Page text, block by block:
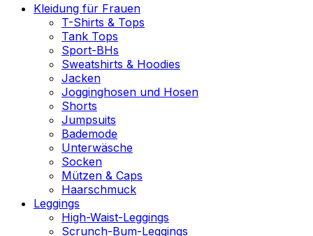
Kleidung für Frauen
T-Shirts & Tops
Tank Tops
Sport-BHs
Sweatshirts & Hoodies
Jacken
Jogginghosen und Hosen
Shorts
Jumpsuits
Bademode
Unterwäsche
Socken
Mützen & Caps
Haarschmuck
Leggings
High-Waist-Leggings
Scrunch-Bum-Leggings